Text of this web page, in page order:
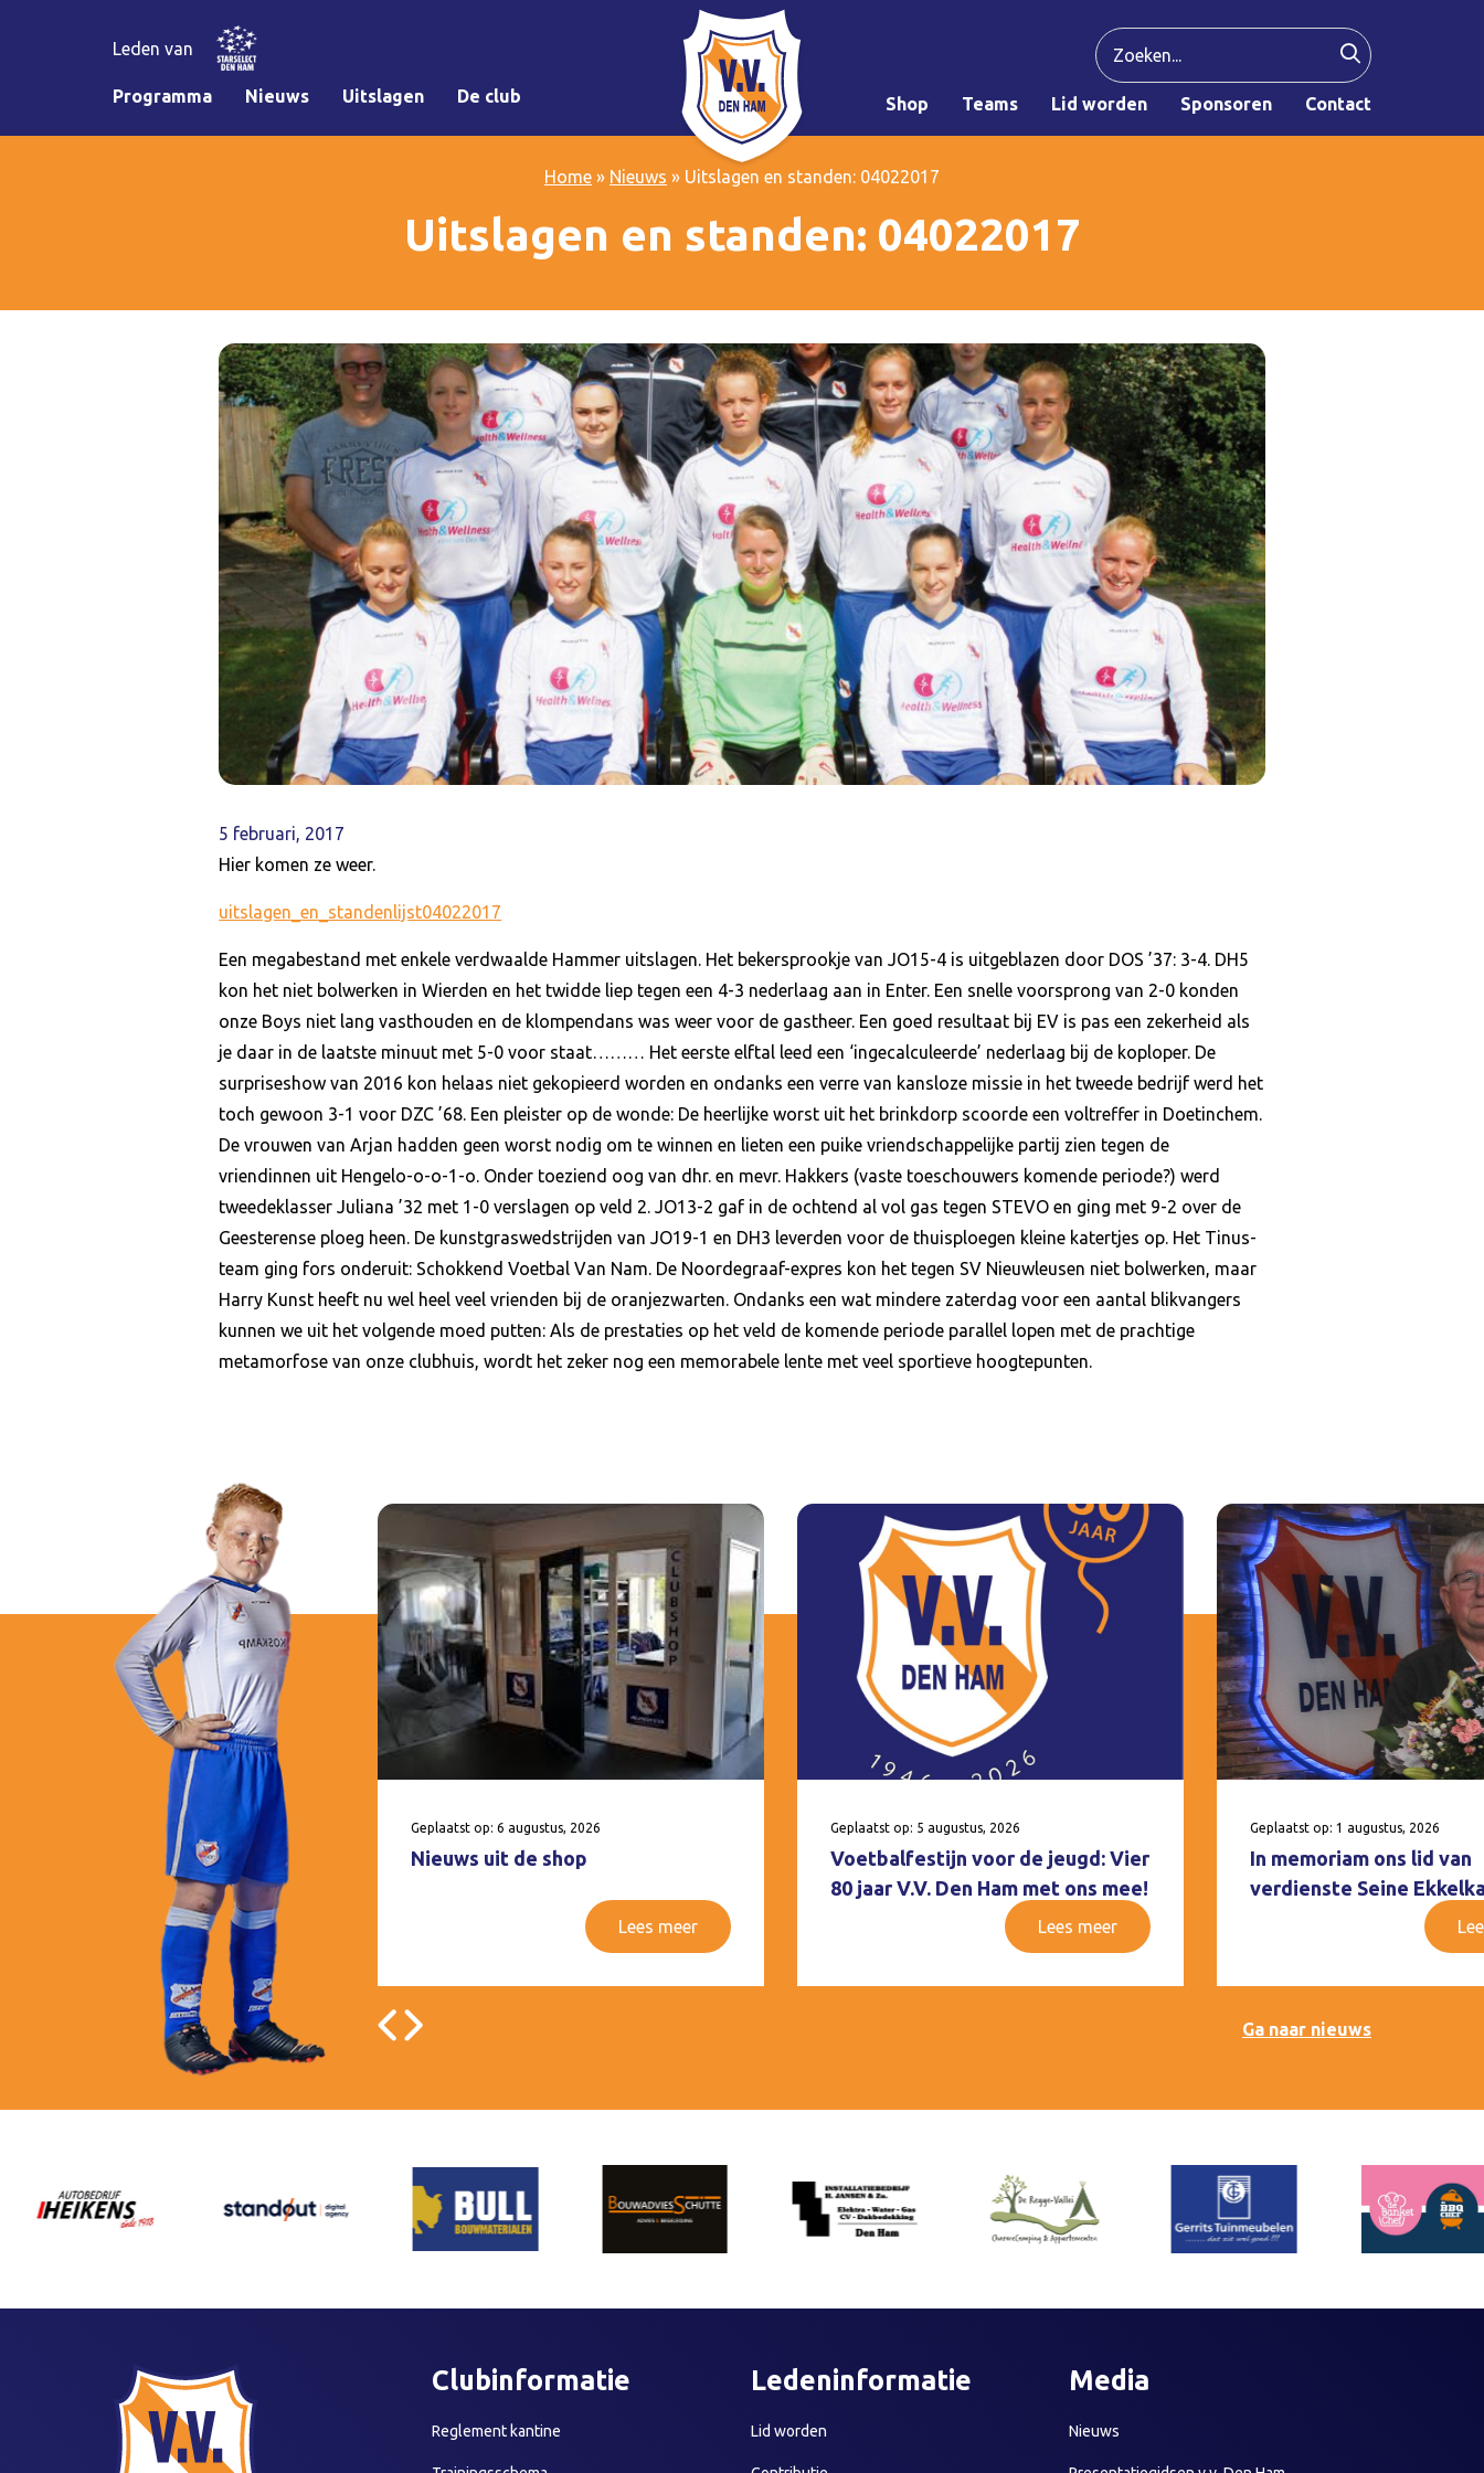
Leden van
Programma Nieuws Uitslagen De club Shop Teams Lid worden Sponsoren Contact
Home » Nieuws » Uitslagen en standen: 04022017
Uitslagen en standen: 04022017
5 februari, 2017
Hier komen ze weer.
uitslagen_en_standenlijst04022017
Een megabestand met enkele verdwaalde Hammer uitslagen. Het bekersprookje van JO15-4 is uitgeblazen door DOS ’37: 3-4. DH5
kon het niet bolwerken in Wierden en het twidde liep tegen een 4-3 nederlaag aan in Enter. Een snelle voorsprong van 2-0 konden
onze Boys niet lang vasthouden en de klompendans was weer voor de gastheer. Een goed resultaat bij EV is pas een zekerheid als
je daar in de laatste minuut met 5-0 voor staat……… Het eerste elftal leed een ‘ingecalculeerde’ nederlaag bij de koploper. De
surpriseshow van 2016 kon helaas niet gekopieerd worden en ondanks een verre van kansloze missie in het tweede bedrijf werd het
toch gewoon 3-1 voor DZC ’68. Een pleister op de wonde: De heerlijke worst uit het brinkdorp scoorde een voltreffer in Doetinchem.
De vrouwen van Arjan hadden geen worst nodig om te winnen en lieten een puike vriendschappelijke partij zien tegen de
vriendinnen uit Hengelo-o-o-1-o. Onder toeziend oog van dhr. en mevr. Hakkers (vaste toeschouwers komende periode?) werd
tweedeklasser Juliana ’32 met 1-0 verslagen op veld 2. JO13-2 gaf in de ochtend al vol gas tegen STEVO en ging met 9-2 over de
Geesterense ploeg heen. De kunstgraswedstrijden van JO19-1 en DH3 leverden voor de thuisploegen kleine katertjes op. Het Tinus-
team ging fors onderuit: Schokkend Voetbal Van Nam. De Noordegraaf-expres kon het tegen SV Nieuwleusen niet bolwerken, maar
Harry Kunst heeft nu wel heel veel vrienden bij de oranjezwarten. Ondanks een wat mindere zaterdag voor een aantal blikvangers
kunnen we uit het volgende moed putten: Als de prestaties op het veld de komende periode parallel lopen met de prachtige
metamorfose van onze clubhuis, wordt het zeker nog een memorabele lente met veel sportieve hoogtepunten.
Geplaatst op: 6 augustus, 2026
Nieuws uit de shop
Lees meer
Geplaatst op: 5 augustus, 2026
Voetbalfestijn voor de jeugd: Vier
80 jaar V.V. Den Ham met ons mee!
Lees meer
Geplaatst op: 1 augustus, 2026
In memoriam ons lid van
verdienste Seine
Ga naar nieuws
Clubinformatie
Reglement kantine
Ledeninformatie
Lid worden
Media
Nieuws